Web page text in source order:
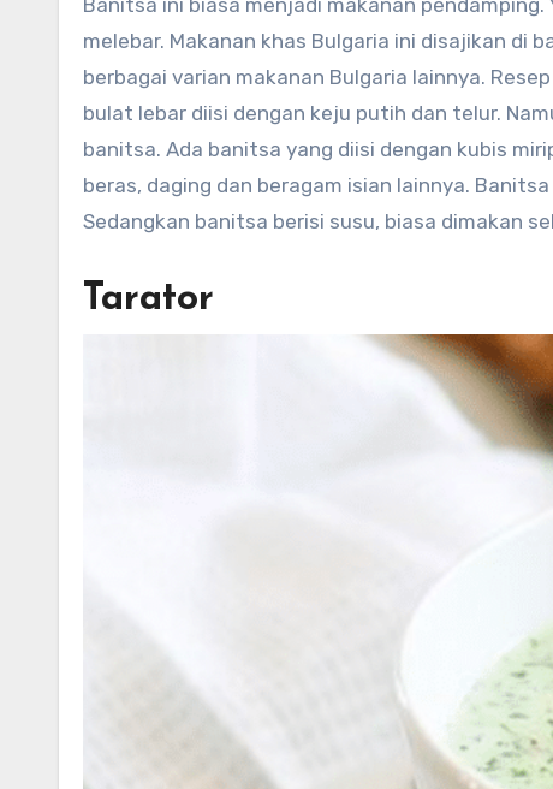
melebar. Makanan khas Bulgaria ini disajikan di
berbagai varian makanan Bulgaria lainnya.
bulat lebar diisi dengan keju putih dan telur.
banitsa. Ada banitsa yang diisi dengan kubis
beras, daging dan beragam isian lainnya.
Sedangkan banitsa berisi susu, biasa dimakan
Tarator